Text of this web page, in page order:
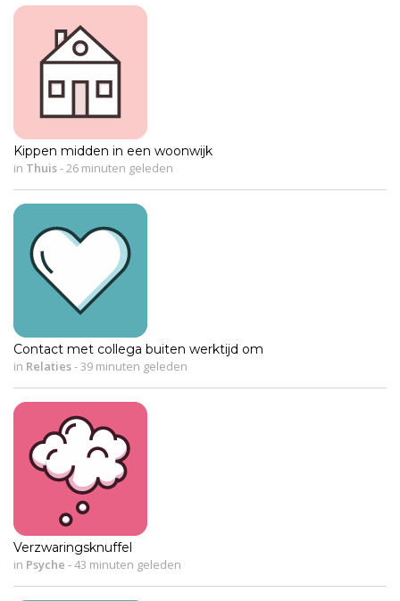
Kippen midden in een woonwijk
in Thuis- 26 minuten geleden
Contact met collega buiten werktijd om
in Relaties- 39 minuten geleden
Verzwaringsknuffel
in Psyche -43 minuten geleden